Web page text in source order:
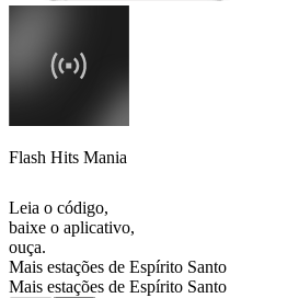
Flash Hits Mania
Leia o código,
baixe o aplicativo,
ouça.
Mais estações de Espírito Santo
Mais estações de Espírito Santo